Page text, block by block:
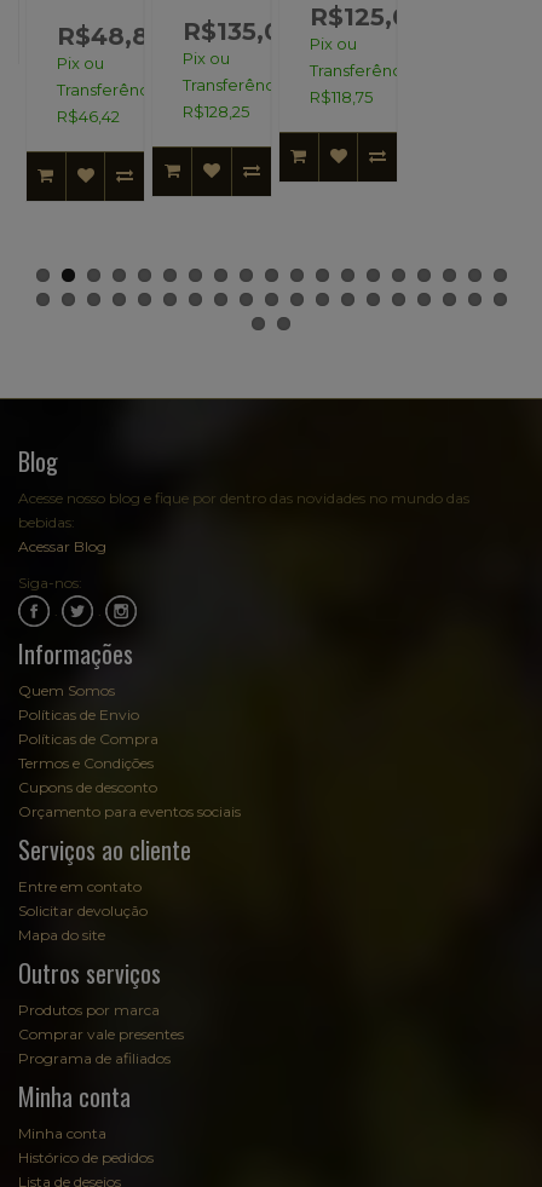
R$48,86
Pix ou
Transferência:
R$46,42
R$135,00
Pix ou
Transferência:
R$128,25
R$125,00
Pix ou
Transferência:
R$118,75
Blog
Acesse nosso blog e fique por dentro das novidades no mundo das
bebidas:
Acessar Blog
Siga-nos:
Informações
Quem Somos
Políticas de Envio
Políticas de Compra
Termos e Condições
Cupons de desconto
Orçamento para eventos sociais
Serviços ao cliente
Entre em contato
Solicitar devolução
Mapa do site
Outros serviços
Produtos por marca
Comprar vale presentes
Programa de afiliados
Minha conta
Minha conta
Histórico de pedidos
Lista de desejos